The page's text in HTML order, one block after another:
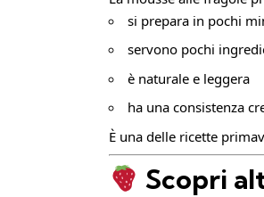
si prepara in pochi
servono pochi
è naturale e leggera
ha una consistenza
È una delle ricette
Scopri